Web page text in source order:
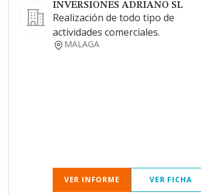
INVERSIONES ADRIANO SL
Realización de todo tipo de
actividades comerciales.
MALAGA
VER INFORME VER FICHA